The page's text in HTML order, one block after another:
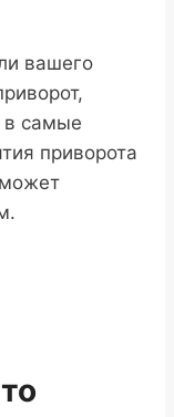
вашего
в самые
приворота